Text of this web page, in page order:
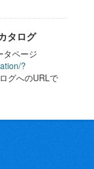
タログ
タページ
?
グへのURLで